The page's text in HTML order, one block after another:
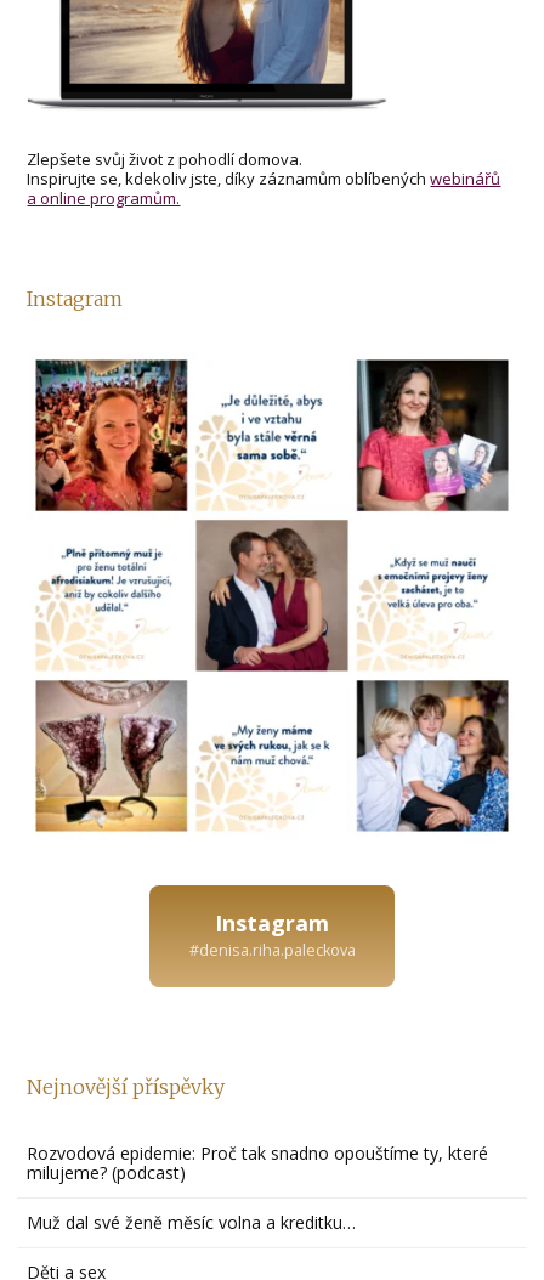
Zlepšete svůj život z pohodlí domova.
Inspirujte se, kdekoliv jste, díky záznamům oblíbenýchwebinářů
a online programům.
Instagram
Instagram
#denisa.riha.paleckova
Nejnovější příspěvky
Rozvodová epidemie: Proč tak snadno opouštíme ty, které
milujeme? (podcast)
Muž dal své ženě měsíc volna a kreditku…
Děti a sex